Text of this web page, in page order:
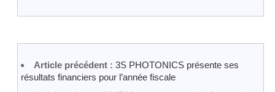
Article précédent : 3S PHOTONICS présente ses
résultats financiers pour l’année fiscale